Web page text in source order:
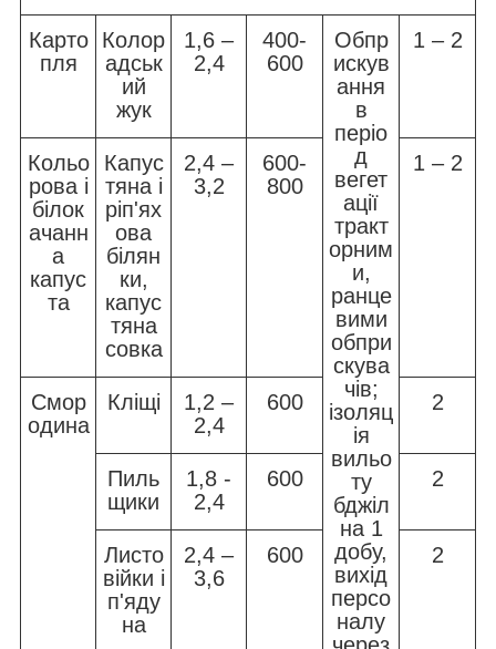
Карто
пля
Колор
адськ
ий
жук
1,6 –
2,4
400-
600
Обпр
искув
ання
в
періо
д
вегет
ації
тракт
орним
и,
ранце
вими
обпри
скува
чів;
ізоляц
ія
вильо
ту
бджіл
на 1
добу,
вихід
персо
налу
1 – 2
Кольо
рова і
білок
ачанн
а
капус
та
Капус
тяна і
ріп'ях
ова
білян
ки,
капус
тяна
совка
2,4 –
3,2
600-
800
1 – 2
Смор
одина
Кліщі
1,2 –
2,4
600 2
Пиль
щики
1,8 -
2,4
600 2
Листо
війки і
п'яду
на
2,4 –
3,6
600 2